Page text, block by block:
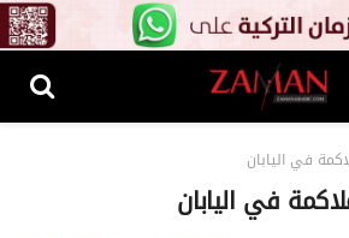
في اليابان
في اليابان